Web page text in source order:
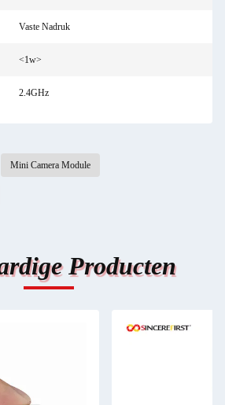
Vaste Nadruk
<1w>
2.4GHz
Mini Camera Module
Producten